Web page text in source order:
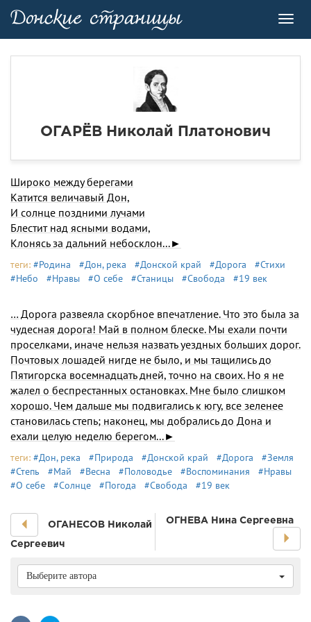
ОГАРЁВ Николай Платонович
Широко между берегами
Катится величавый Дон,
И солнце поздними лучами
Блестит над ясными водами,
Клонясь за дальний небосклон...►
теги: #Родина #Дон, река #Донской край #Дорога
#Стихи
#Небо
#Нравы #О себе #Станицы #Свобода #19 век
… Дорога развеяла скорбное впечатление. Что это была за
чудесная дорога! Май в полном блеске. Мы ехали почти
проселками, иначе нельзя назвать уездных больших дорог.
Почтовых лошадей нигде не было, и мы тащились до
Пятигорска восемнадцать дней, точно на своих. Но я не
жалел о беспрестанных остановках. Мне было слишком
хорошо. Чем дальше мы подвигались к югу, все зеленее
становилась степь; наконец, мы добрались до Дона и
ехали целую неделю берегом...►
теги: #Дон, река #Природа #Донской край #Дорога
#Земля
#Степь
#Май #Весна #Половодье #Воспоминания
#Нравы
#О себе
#Солнце #Погода #Свобода #19 век
ОГАНЕСОВ Николай
Сергеевич
ОГНЕВА Нина Сергеевна
Выберите автора